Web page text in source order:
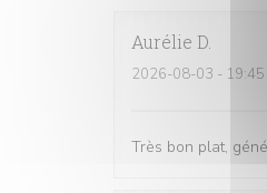
Aurélie D
2026-08-03 - 19:45
Très bon plat,